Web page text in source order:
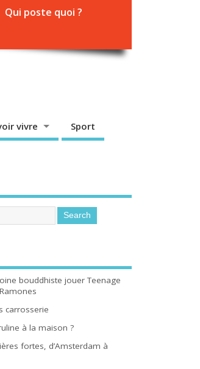
Qui poste quoi ?
vivre Sport
bouddhiste jouer Teenage
carrosserie
à la maison ?
fortes, d’Amsterdam à